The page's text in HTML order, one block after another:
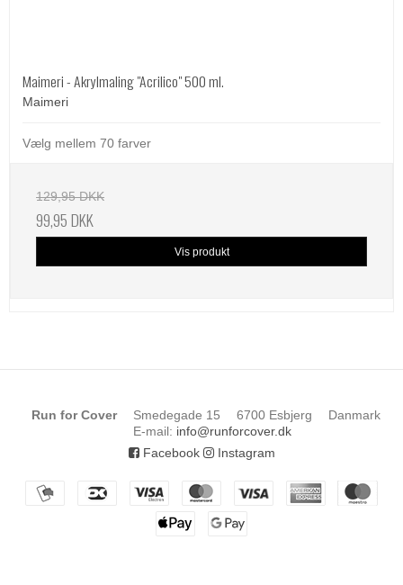
Maimeri - Akrylmaling "Acrilico" 500 ml.
Maimeri
Vælg mellem 70 farver
129,95 DKK
99,95 DKK
Vis produkt
Run for Cover Smedegade 15 6700 Esbjerg
Danmark
E-mail: info@runforcover.dk
Facebook
Instagram